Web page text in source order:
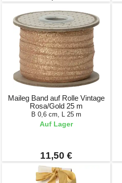
Maileg Band auf Rolle Vintage
Rosa/Gold 25 m
B 0,6 cm, L 25 m
Auf Lager
11,50 €